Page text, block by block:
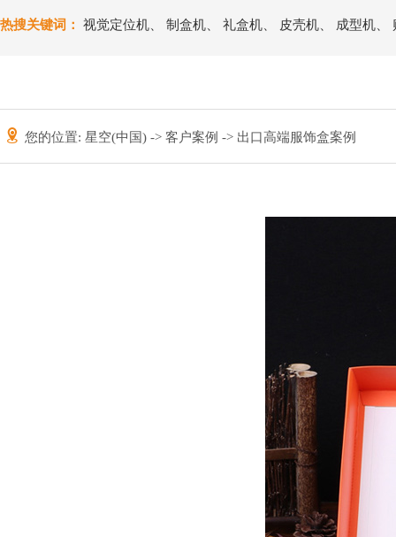
热搜关键词： 视觉定位机 制盒机 礼盒机 皮壳机 成型机
您的位置: 星空(中国) -> 客户案例 -> 出口高端服饰盒案例